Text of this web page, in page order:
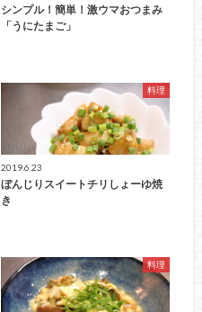
シンプル！簡単！激ウマおつまみ
「うにたまご」
料理
2019.6.23
ぼんじりスイートチリしょーゆ焼
き
料理